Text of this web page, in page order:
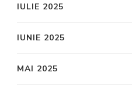
IULIE 2025
IUNIE 2025
MAI 2025